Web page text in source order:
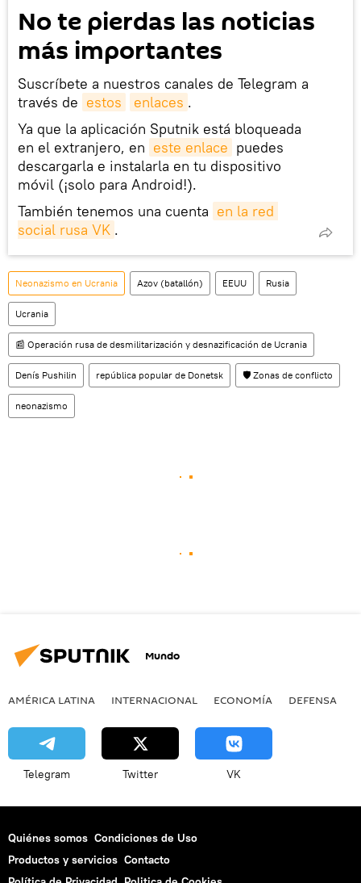
No te pierdas las noticias
más importantes
Suscríbete a nuestros canales de Telegram a
través de estos enlaces .
Ya que la aplicación Sputnik está bloqueada
en el extranjero, en este enlace puedes
descargarla e instalarla en tu dispositivo
móvil (¡solo para Android!).
También tenemos una cuenta en la red
social rusa VK .
Neonazismo en Ucrania Azov (batallón) EEUU Rusia
Ucrania
📰 Operación rusa de desmilitarización y desnazificación de Ucrania
Denís Pushilin república popular de Donetsk 🛡️ Zonas de conflicto
neonazismo
Mundo
AMÉRICA LATINA INTERNACIONAL ECONOMÍA DEFENSA
Telegram Twitter VK
Quiénes somos Condiciones de Uso
Productos y servicios Contacto